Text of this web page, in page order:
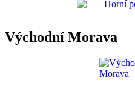
Východní Morava